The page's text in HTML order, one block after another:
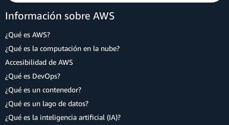
Información sobre AWS
¿Qué es AWS?
¿Qué es la computación en la nube?
Accesibilidad de AWS
¿Qué es DevOps?
¿Qué es un contenedor?
¿Qué es un lago de datos?
¿Qué es la inteligencia artificial (IA)?